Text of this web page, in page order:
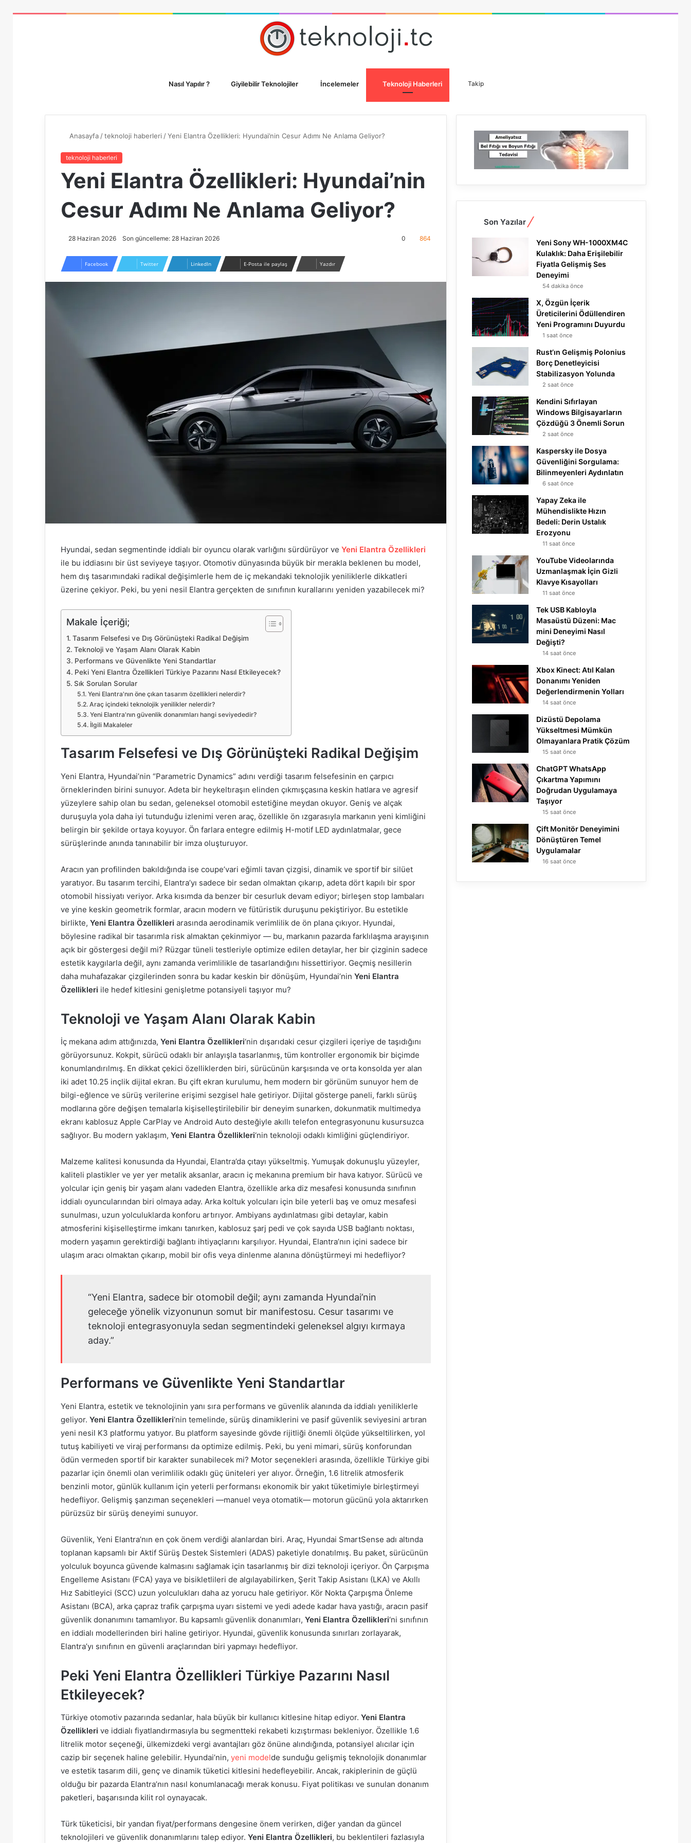
Nasıl Yapılır ? Giyilebilir Teknolojiler İncelemeler Teknoloji Haberleri
yap
...
görünümü
değiştir
Ol
Takip
Anasayfa /teknoloji haberleri /Yeni Elantra Özellikleri: Hyundai’nin Cesur Adımı Ne Anlama Geliyor?
teknoloji haberleri
Yeni Elantra Özellikleri: Hyundai’nin
Cesur Adımı Ne Anlama Geliyor?
28 Haziran 2026 Son güncelleme: 28 Haziran 2026 0 864
Facebook Twitter LinkedIn E-Posta ile paylaş Yazdır
Hyundai, sedan segmentinde iddialı bir oyuncu olarak varlığını sürdürüyor ve Yeni Elantra Özellikleri
ile bu iddiasını bir üst seviyeye taşıyor. Otomotiv dünyasında büyük bir merakla beklenen bu model,
hem dış tasarımındaki radikal değişimlerle hem de iç mekandaki teknolojik yeniliklerle dikkatleri
üzerine çekiyor. Peki, bu yeni nesil Elantra gerçekten de sınıfının kurallarını yeniden yazabilecek mi?
Makale İçeriği;
Tasarım Felsefesi ve Dış Görünüşteki Radikal Değişim
Teknoloji ve Yaşam Alanı Olarak Kabin
Performans ve Güvenlikte Yeni Standartlar
Peki Yeni Elantra Özellikleri Türkiye Pazarını Nasıl Etkileyecek?
Sık Sorulan Sorular
Yeni Elantra'nın öne çıkan tasarım özellikleri nelerdir?
Araç içindeki teknolojik yenilikler nelerdir?
Yeni Elantra'nın güvenlik donanımları hangi seviyededir?
İlgili Makaleler
Tasarım Felsefesi ve Dış Görünüşteki Radikal Değişim
Yeni Elantra, Hyundai’nin “Parametric Dynamics” adını verdiği tasarım felsefesinin en çarpıcı
örneklerinden birini sunuyor. Adeta bir heykeltıraşın elinden çıkmışçasına keskin hatlara ve agresif
yüzeylere sahip olan bu sedan, geleneksel otomobil estetiğine meydan okuyor. Geniş ve alçak
duruşuyla yola daha iyi tutunduğu izlenimi veren araç, özellikle ön ızgarasıyla markanın yeni kimliğini
belirgin bir şekilde ortaya koyuyor. Ön farlara entegre edilmiş H-motif LED aydınlatmalar, gece
sürüşlerinde anında tanınabilir bir imza oluşturuyor.
Aracın yan profilinden bakıldığında ise coupe’vari eğimli tavan çizgisi, dinamik ve sportif bir silüet
yaratıyor. Bu tasarım tercihi, Elantra’yı sadece bir sedan olmaktan çıkarıp, adeta dört kapılı bir spor
otomobil hissiyatı veriyor. Arka kısımda da benzer bir cesurluk devam ediyor; birleşen stop lambaları
ve yine keskin geometrik formlar, aracın modern ve fütüristik duruşunu pekiştiriyor. Bu estetikle
birlikte, Yeni Elantra Özellikleri arasında aerodinamik verimlilik de ön plana çıkıyor. Hyundai,
böylesine radikal bir tasarımla risk almaktan çekinmiyor — bu, markanın pazarda farklılaşma arayışının
açık bir göstergesi değil mi? Rüzgar tüneli testleriyle optimize edilen detaylar, her bir çizginin sadece
estetik kaygılarla değil, aynı zamanda verimlilikle de tasarlandığını hissettiriyor. Geçmiş nesillerin
daha muhafazakar çizgilerinden sonra bu kadar keskin bir dönüşüm, Hyundai’nin Yeni Elantra
Özellikleri ile hedef kitlesini genişletme potansiyeli taşıyor mu?
Teknoloji ve Yaşam Alanı Olarak Kabin
İç mekana adım attığınızda, Yeni Elantra Özellikleri‘nin dışarıdaki cesur çizgileri içeriye de taşıdığını
görüyorsunuz. Kokpit, sürücü odaklı bir anlayışla tasarlanmış, tüm kontroller ergonomik bir biçimde
konumlandırılmış. En dikkat çekici özelliklerden biri, sürücünün karşısında ve orta konsolda yer alan
iki adet 10.25 inçlik dijital ekran. Bu çift ekran kurulumu, hem modern bir görünüm sunuyor hem de
bilgi-eğlence ve sürüş verilerine erişimi sezgisel hale getiriyor. Dijital gösterge paneli, farklı sürüş
modlarına göre değişen temalarla kişiselleştirilebilir bir deneyim sunarken, dokunmatik multimedya
ekranı kablosuz Apple CarPlay ve Android Auto desteğiyle akıllı telefon entegrasyonunu kusursuzca
sağlıyor. Bu modern yaklaşım, Yeni Elantra Özellikleri‘nin teknoloji odaklı kimliğini güçlendiriyor.
Malzeme kalitesi konusunda da Hyundai, Elantra’da çıtayı yükseltmiş. Yumuşak dokunuşlu yüzeyler,
kaliteli plastikler ve yer yer metalik aksanlar, aracın iç mekanına premium bir hava katıyor. Sürücü ve
yolcular için geniş bir yaşam alanı vadeden Elantra, özellikle arka diz mesafesi konusunda sınıfının
iddialı oyuncularından biri olmaya aday. Arka koltuk yolcuları için bile yeterli baş ve omuz mesafesi
sunulması, uzun yolculuklarda konforu artırıyor. Ambiyans aydınlatması gibi detaylar, kabin
atmosferini kişiselleştirme imkanı tanırken, kablosuz şarj pedi ve çok sayıda USB bağlantı noktası,
modern yaşamın gerektirdiği bağlantı ihtiyaçlarını karşılıyor. Hyundai, Elantra’nın içini sadece bir
ulaşım aracı olmaktan çıkarıp, mobil bir ofis veya dinlenme alanına dönüştürmeyi mi hedefliyor?
“Yeni Elantra, sadece bir otomobil değil; aynı zamanda Hyundai’nin
geleceğe yönelik vizyonunun somut bir manifestosu. Cesur tasarımı ve
teknoloji entegrasyonuyla sedan segmentindeki geleneksel algıyı kırmaya
aday.”
Performans ve Güvenlikte Yeni Standartlar
Yeni Elantra, estetik ve teknolojinin yanı sıra performans ve güvenlik alanında da iddialı yeniliklerle
geliyor. Yeni Elantra Özellikleri‘nin temelinde, sürüş dinamiklerini ve pasif güvenlik seviyesini artıran
yeni nesil K3 platformu yatıyor. Bu platform sayesinde gövde rijitliği önemli ölçüde yükseltilirken, yol
tutuş kabiliyeti ve viraj performansı da optimize edilmiş. Peki, bu yeni mimari, sürüş konforundan
ödün vermeden sportif bir karakter sunabilecek mi? Motor seçenekleri arasında, özellikle Türkiye gibi
pazarlar için önemli olan verimlilik odaklı güç üniteleri yer alıyor. Örneğin, 1.6 litrelik atmosferik
benzinli motor, günlük kullanım için yeterli performansı ekonomik bir yakıt tüketimiyle birleştirmeyi
hedefliyor. Gelişmiş şanzıman seçenekleri —manuel veya otomatik— motorun gücünü yola aktarırken
pürüzsüz bir sürüş deneyimi sunuyor.
Güvenlik, Yeni Elantra’nın en çok önem verdiği alanlardan biri. Araç, Hyundai SmartSense adı altında
toplanan kapsamlı bir Aktif Sürüş Destek Sistemleri (ADAS) paketiyle donatılmış. Bu paket, sürücünün
yolculuk boyunca güvende kalmasını sağlamak için tasarlanmış bir dizi teknoloji içeriyor. Ön Çarpışma
Engelleme Asistanı (FCA) yaya ve bisikletlileri de algılayabilirken, Şerit Takip Asistanı (LKA) ve Akıllı
Hız Sabitleyici (SCC) uzun yolculukları daha az yorucu hale getiriyor. Kör Nokta Çarpışma Önleme
Asistanı (BCA), arka çapraz trafik çarpışma uyarı sistemi ve yedi adede kadar hava yastığı, aracın pasif
güvenlik donanımını tamamlıyor. Bu kapsamlı güvenlik donanımları, Yeni Elantra Özellikleri‘ni sınıfının
en iddialı modellerinden biri haline getiriyor. Hyundai, güvenlik konusunda sınırları zorlayarak,
Elantra’yı sınıfının en güvenli araçlarından biri yapmayı hedefliyor.
Peki Yeni Elantra Özellikleri Türkiye Pazarını Nasıl
Etkileyecek?
Türkiye otomotiv pazarında sedanlar, hala büyük bir kullanıcı kitlesine hitap ediyor. Yeni Elantra
Özellikleri ve iddialı fiyatlandırmasıyla bu segmentteki rekabeti kızıştırması bekleniyor. Özellikle 1.6
litrelik motor seçeneği, ülkemizdeki vergi avantajları göz önüne alındığında, potansiyel alıcılar için
cazip bir seçenek haline gelebilir. Hyundai’nin, yeni modelde sunduğu gelişmiş teknolojik donanımlar
ve estetik tasarım dili, genç ve dinamik tüketici kitlesini hedefleyebilir. Ancak, rakiplerinin de güçlü
olduğu bir pazarda Elantra’nın nasıl konumlanacağı merak konusu. Fiyat politikası ve sunulan donanım
paketleri, başarısında kilit rol oynayacak.
Türk tüketicisi, bir yandan fiyat/performans dengesine önem verirken, diğer yandan da güncel
teknolojileri ve güvenlik donanımlarını talep ediyor. Yeni Elantra Özellikleri, bu beklentileri fazlasıyla
Son Yazılar
Yeni Sony WH-1000XM4C
Kulaklık: Daha Erişilebilir
Fiyatla Gelişmiş Ses
Deneyimi
54 dakika önce
X, Özgün İçerik
Üreticilerini Ödüllendiren
Yeni Programını Duyurdu
1 saat önce
Rust’ın Gelişmiş Polonius
Borç Denetleyicisi
Stabilizasyon Yolunda
2 saat önce
Kendini Sıfırlayan
Windows Bilgisayarların
Çözdüğü 3 Önemli Sorun
2 saat önce
Kaspersky ile Dosya
Güvenliğini Sorgulama:
Bilinmeyenleri Aydınlatın
6 saat önce
Yapay Zeka ile
Mühendislikte Hızın
Bedeli: Derin Ustalık
Erozyonu
11 saat önce
YouTube Videolarında
Uzmanlaşmak İçin Gizli
Klavye Kısayolları
11 saat önce
Tek USB Kabloyla
Masaüstü Düzeni: Mac
mini Deneyimi Nasıl
Değişti?
14 saat önce
Xbox Kinect: Atıl Kalan
Donanımı Yeniden
Değerlendirmenin Yolları
14 saat önce
Dizüstü Depolama
Yükseltmesi Mümkün
Olmayanlara Pratik Çözüm
15 saat önce
ChatGPT WhatsApp
Çıkartma Yapımını
Doğrudan Uygulamaya
Taşıyor
15 saat önce
Çift Monitör Deneyimini
Dönüştüren Temel
Uygulamalar
16 saat önce